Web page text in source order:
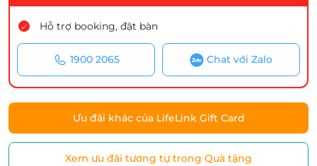
Hỗ trợ booking, đặt bàn
1900 2065 Chat với Zalo
Ưu đãi khác của LifeLink Gift Card
Xem ưu đãi tương tự trong Quà tặng